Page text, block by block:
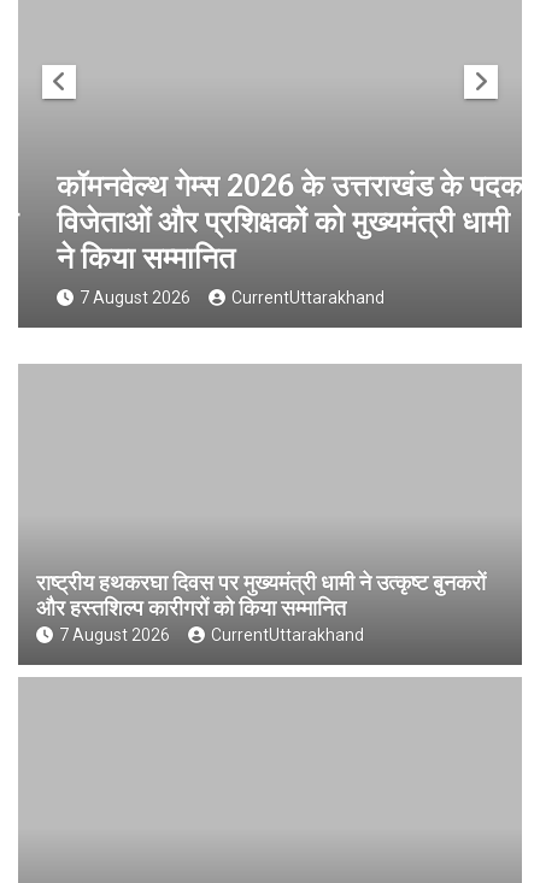
कॉमनवेल्थ गेम्स 2026 के उत्तराखंड के पदक
विजेताओं और प्रशिक्षकों को मुख्यमंत्री धामी
ने किया सम्मानित
7 August 2026 CurrentUttarakhand
राष्ट्रीय हथकरघा दिवस पर मुख्यमंत्री धामी ने उत्कृष्ट बुनकरों
और हस्तशिल्प कारीगरों को किया सम्मानित
7 August 2026 CurrentUttarakhand